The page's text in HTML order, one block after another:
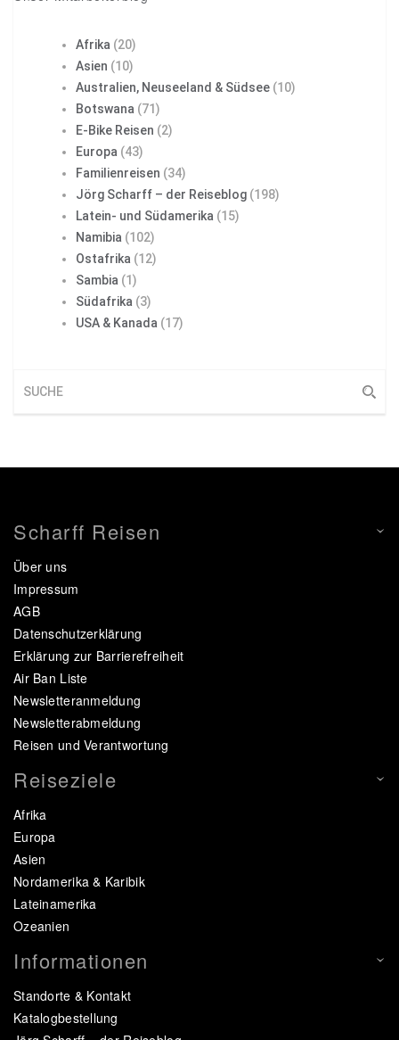
Afrika (20)
Asien (10)
Australien, Neuseeland & Südsee (10)
Botswana (71)
E-Bike Reisen (2)
Europa (43)
Familienreisen (34)
Jörg Scharff – der Reiseblog (198)
Latein- und Südamerika (15)
Namibia (102)
Ostafrika (12)
Sambia (1)
Südafrika (3)
USA & Kanada (17)
Scharff Reisen
Über uns
Impressum
AGB
Datenschutzerklärung
Erklärung zur Barrierefreiheit
Air Ban Liste
Newsletteranmeldung
Newsletterabmeldung
Reisen und Verantwortung
Reiseziele
Afrika
Europa
Asien
Nordamerika & Karibik
Lateinamerika
Ozeanien
Informationen
Standorte & Kontakt
Katalogbestellung